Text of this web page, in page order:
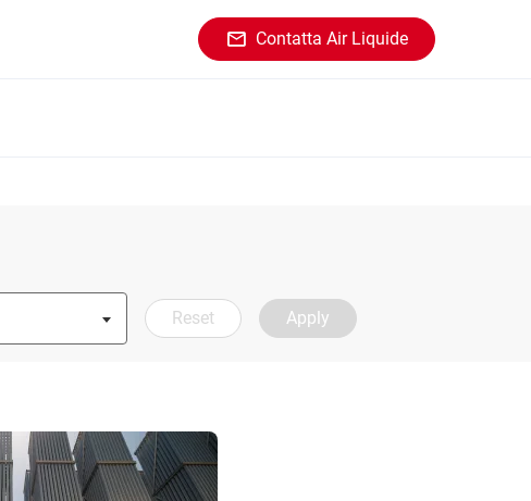
Contatta Air Liquide